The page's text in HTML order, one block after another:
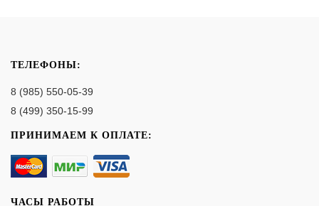
ТЕЛЕФОНЫ:
8 (985) 550-05-39
8 (499) 350-15-99
ПРИНИМАЕМ К ОПЛАТЕ:
ЧАСЫ РАБОТЫ